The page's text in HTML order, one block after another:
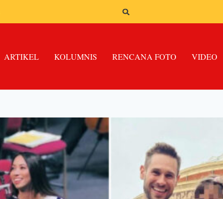
ARTIKEL KOLUMNIS RENCANA FOTO VIDEO